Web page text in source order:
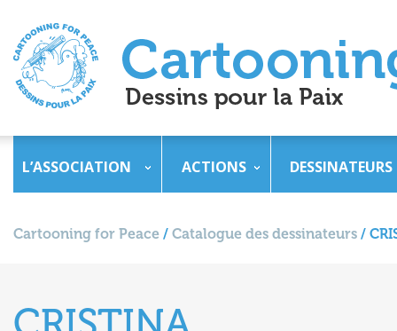
L’ASSOCIATION ACTIONS DESSINATEURS
Cartooning for Peace / Catalogue des dessinateurs /